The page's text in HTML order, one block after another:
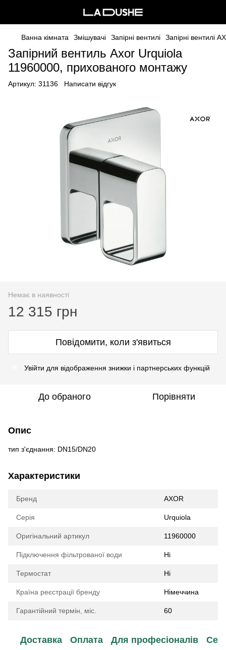
Ванна кімната Змішувачі Запірні вентилі Запірні вентилі
Запірний вентиль Axor Urquiola
11960000, прихованого монтажу
Артикул: 31136 Написати відгук
Немає в наявності
12 315 грн
Повідомити, коли з'явиться
Увійти для відображення знижки і партнерських функцій
До обраного Порівняти
Опис
тип з'єднання: DN15/DN20
Характеристики
Бренд AXOR
Серія Urquiola
Оригінальний артикул 11960000
Підключення фільтрованої води Ні
Термостат Ні
Країна реєстрації бренду Німеччина
Гарантійний термін, міс. 60
Доставка Оплата Для професіоналів